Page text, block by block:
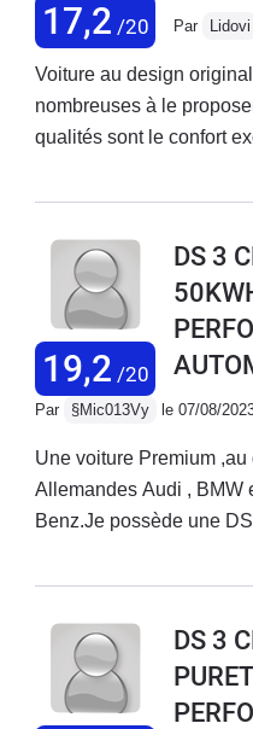
17,2 /20 Par Lidovi
Voiture au design
nombreuses à le
qualités sont le confort
automatique très
direction manque un
la route. Autre point
l'écran central n'est pas
synthèse, après plus de
très satisfait d'avoir
attachante et avec
problèmes particuliers.
19,2 /20
DS 3
Par §Mic013Vy le 07/08/
Une voiture Premium
Allemandes Audi , BMW
Benz.Je possède une
confort de la DS3, son
bonheur, silence etDS 3